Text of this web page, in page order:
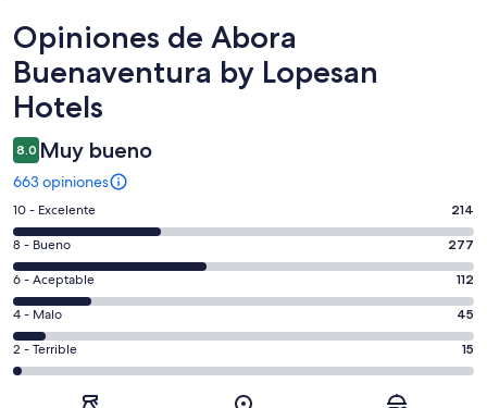
Opiniones
Opiniones de Abora
Buenaventura by Lopesan
Hotels
8.0 Muy bueno
663 opiniones
Puntuación
de
10,
es
decir,
Excelente.
Basada
en
10 - Excelente 214
Puntuación
de
8,
es
decir,
Bueno.
Basada
8 - Bueno 277
Puntuación
de
6,
es
decir,
Aceptable.
6 - Aceptable 112
Puntuación
de
4,
4 - Malo 45
Puntuación
de
2 - Terrible 15